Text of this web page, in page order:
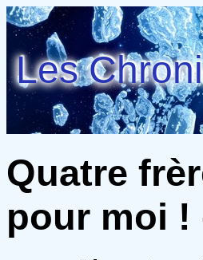
Les
Quatre
pour moi !